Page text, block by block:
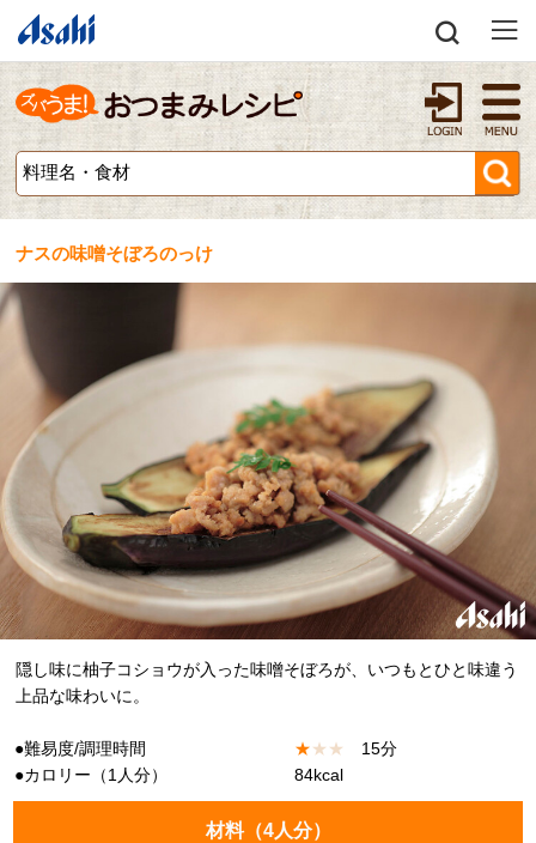
ナスの味噌そぼろのっけ
隠し味に柚子コショウが入った味噌そぼろが、いつもとひと味違う
上品な味わいに。
●難易度/調理時間 ★★ ★
15分
●カロリー（1人分）
84kcal
材料（4人分）